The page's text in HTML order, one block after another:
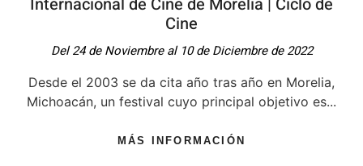
Cine
Del 24 de Noviembre al 10 de Diciembre de 2022
Desde el 2003 se da cita año tras año en Morelia,
Michoacán, un festival cuyo principal objetivo es...
MÁS INFORMACIÓN